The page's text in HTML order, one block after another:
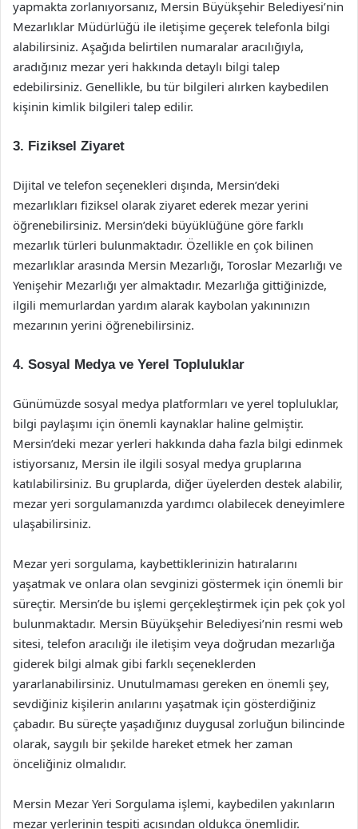
yapmakta zorlanıyorsanız, Mersin Büyükşehir Belediyesi’nin
Mezarlıklar Müdürlüğü ile iletişime geçerek telefonla bilgi
alabilirsiniz. Aşağıda belirtilen numaralar aracılığıyla,
aradığınız mezar yeri hakkında detaylı bilgi talep
edebilirsiniz. Genellikle, bu tür bilgileri alırken kaybedilen
kişinin kimlik bilgileri talep edilir.
3. Fiziksel Ziyaret
Dijital ve telefon seçenekleri dışında, Mersin’deki
mezarlıkları fiziksel olarak ziyaret ederek mezar yerini
öğrenebilirsiniz. Mersin’deki büyüklüğüne göre farklı
mezarlık türleri bulunmaktadır. Özellikle en çok bilinen
mezarlıklar arasında Mersin Mezarlığı, Toroslar Mezarlığı ve
Yenişehir Mezarlığı yer almaktadır. Mezarlığa gittiğinizde,
ilgili memurlardan yardım alarak kaybolan yakınınızın
mezarının yerini öğrenebilirsiniz.
4. Sosyal Medya ve Yerel Topluluklar
Günümüzde sosyal medya platformları ve yerel topluluklar,
bilgi paylaşımı için önemli kaynaklar haline gelmiştir.
Mersin’deki mezar yerleri hakkında daha fazla bilgi edinmek
istiyorsanız, Mersin ile ilgili sosyal medya gruplarına
katılabilirsiniz. Bu gruplarda, diğer üyelerden destek alabilir,
mezar yeri sorgulamanızda yardımcı olabilecek deneyimlere
ulaşabilirsiniz.
Mezar yeri sorgulama, kaybettiklerinizin hatıralarını
yaşatmak ve onlara olan sevginizi göstermek için önemli bir
süreçtir. Mersin’de bu işlemi gerçekleştirmek için pek çok yol
bulunmaktadır. Mersin Büyükşehir Belediyesi’nin resmi web
sitesi, telefon aracılığı ile iletişim veya doğrudan mezarlığa
giderek bilgi almak gibi farklı seçeneklerden
yararlanabilirsiniz. Unutulmaması gereken en önemli şey,
sevdiğiniz kişilerin anılarını yaşatmak için gösterdiğiniz
çabadır. Bu süreçte yaşadığınız duygusal zorluğun bilincinde
olarak, saygılı bir şekilde hareket etmek her zaman
önceliğiniz olmalıdır.
Mersin Mezar Yeri Sorgulama işlemi, kaybedilen yakınların
mezar yerlerinin tespiti açısından oldukça önemlidir.